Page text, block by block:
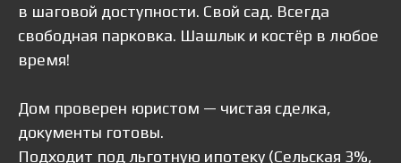
в шаговой доступности. Свой сад. Всегда
свободная парковка. Шашлык и костёр в любое
время!
Дом проверен юристом — чистая сделка,
документы готовы.
Подходит под льготную ипотеку (Сельская 3%,